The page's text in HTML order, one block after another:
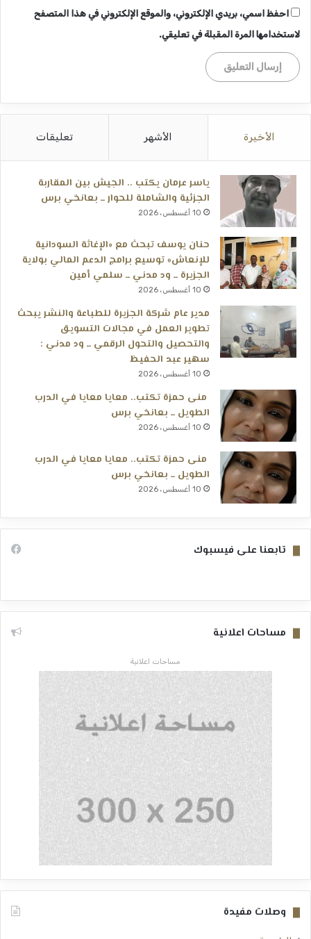
احفظ اسمي، بريدي الإلكتروني، والموقع الإلكتروني في هذا المتصفح
لاستخدامها المرة المقبلة في تعليقي.
الأخيرة الأشهر تعليقات
ياسر عرمان يكتب .. الجيش بين المقاربة
الجزئية والشاملة للحوار ــ بعانخي برس
10 أغسطس، 2026
حنان يوسف تبحث مع «الإغاثة السودانية
للإنعاش» توسيع برامج الدعم المالي بولاية
الجزيرة ــ ود مدني ــ سلمي أمين
10 أغسطس، 2026
مدير عام شركة الجزيرة للطباعة والنشر يبحث
تطوير العمل في مجالات التسويق
والتحصيل والتحول الرقمي ــ ود مدني :
سهير عبد الحفيظ
10 أغسطس، 2026
منى حمزة تكتب.. معايا معايا في الدرب
الطويل ــ بعانخي برس
10 أغسطس، 2026
منى حمزة تكتب.. معايا معايا في الدرب
الطويل ــ بعانخي برس
10 أغسطس، 2026
تابعنا على فيسبوك
مساحات اعلانية
مساحات اعلانية
وصلات مفيدة